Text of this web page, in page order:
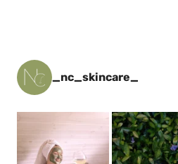
_nc_skincare_